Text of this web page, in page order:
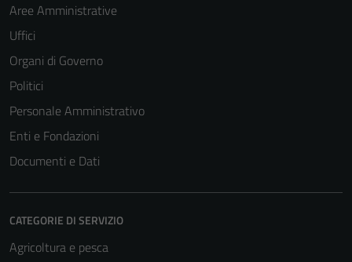
Aree Amministrative
Uffici
Organi di Governo
Politici
Personale Amministrativo
Enti e Fondazioni
Documenti e Dati
CATEGORIE DI SERVIZIO
Agricoltura e pesca